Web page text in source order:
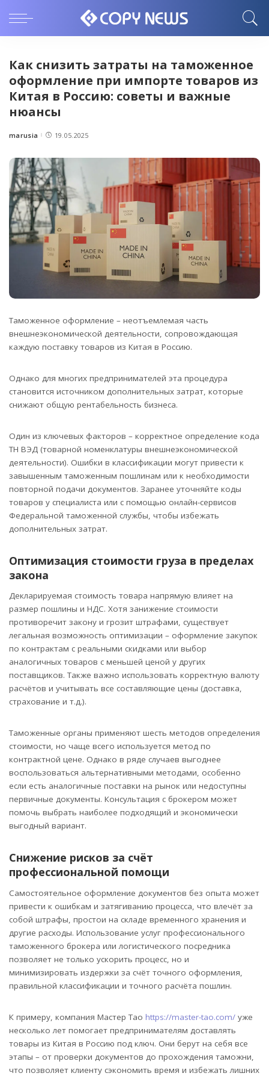
Как снизить затраты на таможенное
оформление при импорте товаров из
Китая в Россию: советы и важные
нюансы
Posted
marusia 19.05.2025
Таможенное оформление – неотъемлемая часть
внешнеэкономической деятельности, сопровождающая
каждую поставку товаров из Китая в Россию.
Однако для многих предпринимателей эта процедура
становится источником дополнительных затрат, которые
снижают общую рентабельность бизнеса.
Один из ключевых факторов – корректное определение кода
ТН ВЭД (товарной номенклатуры внешнеэкономической
деятельности). Ошибки в классификации могут привести к
завышенным таможенным пошлинам или к необходимости
повторной подачи документов. Заранее уточняйте коды
товаров у специалиста или с помощью онлайн-сервисов
Федеральной таможенной службы, чтобы избежать
дополнительных затрат.
Оптимизация стоимости груза в пределах
закона
Декларируемая стоимость товара напрямую влияет на
размер пошлины и НДС. Хотя занижение стоимости
противоречит закону и грозит штрафами, существует
легальная возможность оптимизации – оформление закупок
по контрактам с реальными скидками или выбор
аналогичных товаров с меньшей ценой у других
поставщиков. Также важно использовать корректную валюту
расчётов и учитывать все составляющие цены (доставка,
страхование и т.д.).
Таможенные органы применяют шесть методов определения
стоимости, но чаще всего используется метод по
контрактной цене. Однако в ряде случаев выгоднее
воспользоваться альтернативными методами, особенно
если есть аналогичные поставки на рынок или недоступны
первичные документы. Консультация с брокером может
помочь выбрать наиболее подходящий и экономически
выгодный вариант.
Снижение рисков за счёт
профессиональной помощи
Самостоятельное оформление документов без опыта может
привести к ошибкам и затягиванию процесса, что влечёт за
собой штрафы, простои на складе временного хранения и
другие расходы. Использование услуг профессионального
таможенного брокера или логистического посредника
позволяет не только ускорить процесс, но и
минимизировать издержки за счёт точного оформления,
правильной классификации и точного расчёта пошлин.
К примеру, компания Мастер Тао https://master-tao.com/ уже
несколько лет помогает предпринимателям доставлять
товары из Китая в Россию под ключ. Они берут на себя все
этапы – от проверки документов до прохождения таможни,
что позволяет клиенту сэкономить время и избежать лишних